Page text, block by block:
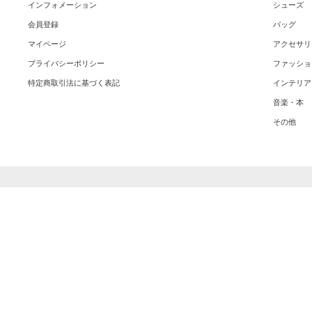
インフォメーション
会員登録
マイページ
プライバシーポリシー
特定商取引法に基づく表記
シューズ
バッグ
アクセサ
ファッシ
インテリア
音楽・本
その他